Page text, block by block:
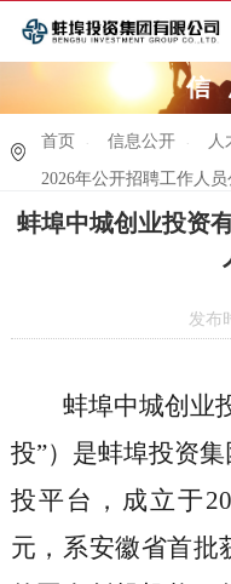
信
首页 信息公开 人
2026年公开招聘工作人
蚌埠中城创业投资
发布
蚌埠中城创业
投”）是蚌埠投资
投平台，成立于
元，系安徽省首批